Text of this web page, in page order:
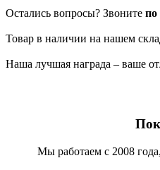
Остались вопросы? Звоните по
Товар в наличии на нашем
Наша лучшая награда – ваше
Мы работаем с 2008